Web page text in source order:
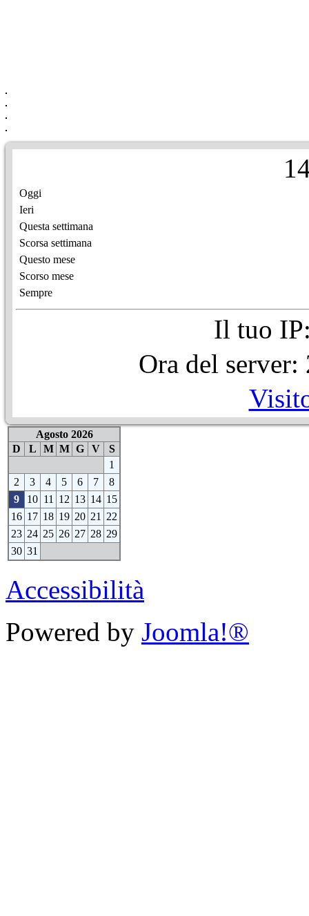
1
Oggi
Ieri
Questa settimana
Scorsa settimana
Questo mese
Scorso mese
Sempre
Il tuo
Ora del
Agosto 2026
D
L M M G V
S
1
2
3 4 5 6 7
8
9
10 11 12 13 14 15
16 17 18 19 20 21
22
23 24 25 26 27 28 29
30 31
Accessibilità
Powered by Joomla!®